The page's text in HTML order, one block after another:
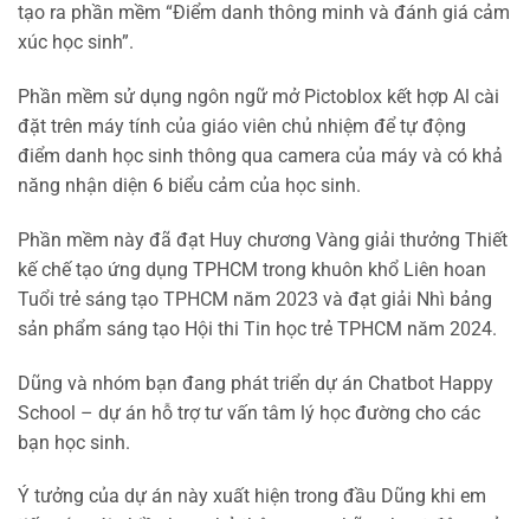
tạo ra phần mềm “Điểm danh thông minh và đánh giá cảm
xúc học sinh”.
Phần mềm sử dụng ngôn ngữ mở Pictoblox kết hợp Al cài
đặt trên máy tính của giáo viên chủ nhiệm để tự động
điểm danh học sinh thông qua camera của máy và có khả
năng nhận diện 6 biểu cảm của học sinh.
Phần mềm này đã đạt Huy chương Vàng giải thưởng Thiết
kế chế tạo ứng dụng TPHCM trong khuôn khổ Liên hoan
Tuổi trẻ sáng tạo TPHCM năm 2023 và đạt giải Nhì bảng
sản phẩm sáng tạo Hội thi Tin học trẻ TPHCM năm 2024.
Dũng và nhóm bạn đang phát triển dự án Chatbot Happy
School – dự án hỗ trợ tư vấn tâm lý học đường cho các
bạn học sinh.
Ý tưởng của dự án này xuất hiện trong đầu Dũng khi em